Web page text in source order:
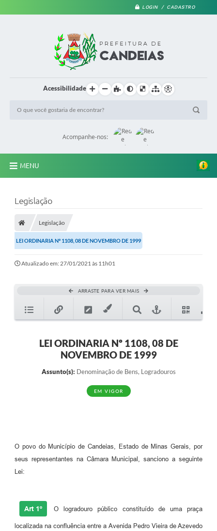
LOGIN / CADASTRO
Acessibilidade
Acompanhe-nos:
MENU
A Prefeitura
Diário Oficial
TRANSPARÊNCIA
Contato
Iluminação Pública
Conselhos Municipais
Fila de espera SUS
Publicações
Vigilância em Saúde
Legislação
Legislação
LEI ORDINARIA Nº 1108, 08 DE NOVEMBRO DE 1999
Atualizado em: 27/01/2021 às 11h01
ARRASTE PARA VER MAIS
LEI ORDINARIA Nº 1108, 08 DE
NOVEMBRO DE 1999
Assunto(s): Denominação de Bens, Logradouros
EM VIGOR
O povo do Município de Candeias, Estado de Minas Gerais, por
seus representantes na Câmara Municipal, sanciono a seguinte
Lei:
Art 1º O logradouro público constituído de uma praça
localizada na confluência entre a Avenida Pedro Vieira de Azevedo